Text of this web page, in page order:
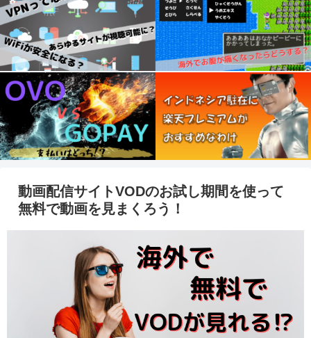
動画配信サイトVODのお試し期間を使って
無料で動画を見まくろう！